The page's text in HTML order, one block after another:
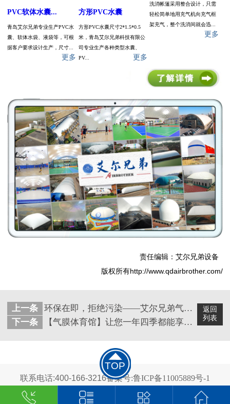
PVC软体水囊...
青岛艾尔兄弟专业生产PVC水
囊、软体水袋、液袋等，可根
据客户要求设计生产，尺寸...
更多
方形PVC水囊
方形PVC水囊尺寸2*1.5*0.5
米，青岛艾尔兄弟科技有限公
司专业生产各种类型水囊、
PV...
更多
洗消帐篷采用整合设计，只需
轻松简单地用充气机向充气框
架充气，整个洗消间就会迅...
更多
责任编辑：艾尔兄弟设备
版权所有http://www.qdairbrother.com/
返回
列表
上一条
环保在即，拒绝污染——艾尔兄弟气膜解决方案
下一条
【气膜体育馆】让您一年四季都能享受到运动的乐趣
TOP
联系电话:400-166-3216备案号:鲁ICP备11005889号-1
2024 青岛艾尔兄弟科技有限公司 版权所有